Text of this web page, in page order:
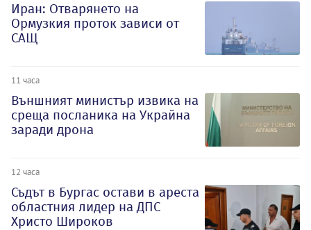
Иран: Отварянето на
Ормузкия проток зависи от
САЩ
11 часа
Външният министър извика на
среща посланика на Украйна
заради дрона
12 часа
Съдът в Бургас остави в ареста
областния лидер на ДПС
Христо Широков